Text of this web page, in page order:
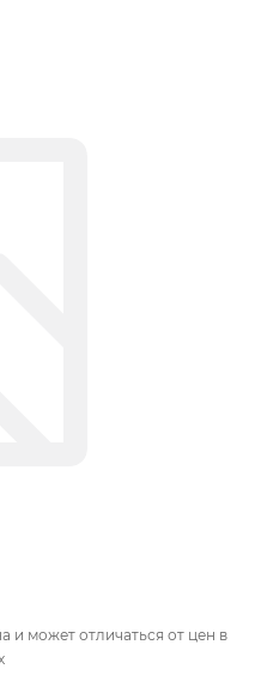
и может отличаться от цен в